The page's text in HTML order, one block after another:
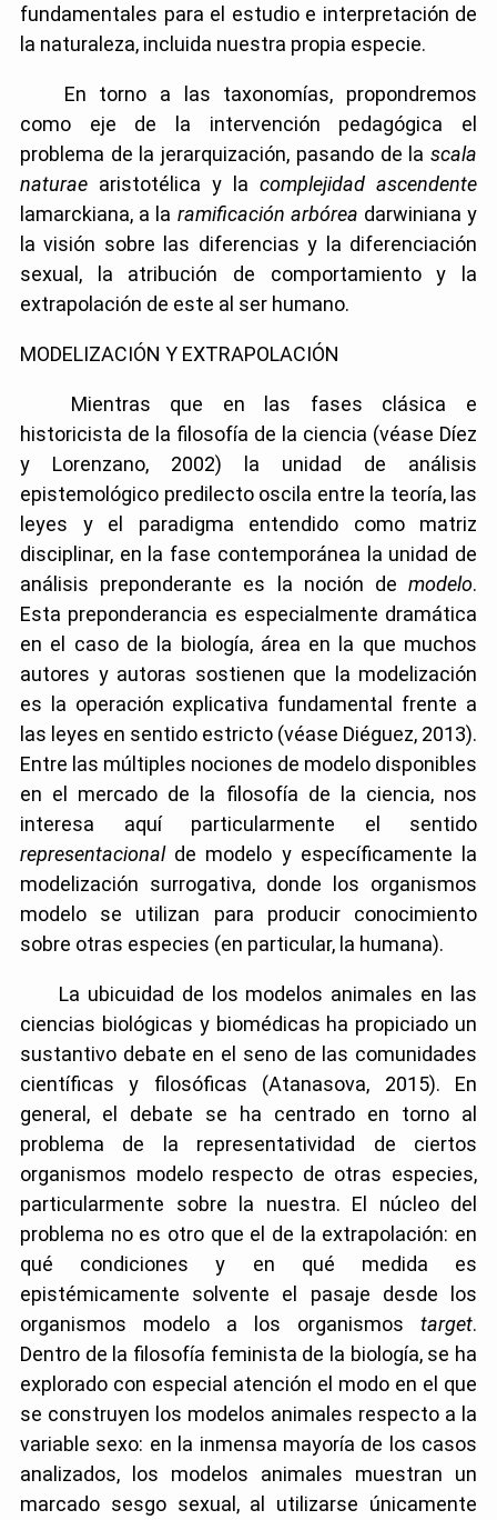
fundamentales para el estudio e interpretación de
la naturaleza, incluida nuestra propia especie.
En torno a las taxonomías, propondremos
como eje de la intervención pedagógica el
problema de la jerarquización, pasando de la scala
naturae aristotélica y la complejidad ascendente
lamarckiana, a la ramificación arbórea darwiniana y
la visión sobre las diferencias y la diferenciación
sexual, la atribución de comportamiento y la
extrapolación de este al ser humano.
MODELIZACIÓN Y EXTRAPOLACIÓN
Mientras que en las fases clásica e
historicista de la filosofía de la ciencia (véase Díez
y Lorenzano, 2002) la unidad de análisis
epistemológico predilecto oscila entre la teoría, las
leyes y el paradigma entendido como matriz
disciplinar, en la fase contemporánea la unidad de
análisis preponderante es la noción de modelo.
Esta preponderancia es especialmente dramática
en el caso de la biología, área en la que muchos
autores y autoras sostienen que la modelización
es la operación explicativa fundamental frente a
las leyes en sentido estricto (véase Diéguez, 2013).
Entre las múltiples nociones de modelo disponibles
en el mercado de la filosofía de la ciencia, nos
interesa aquí particularmente el sentido
representacionalde modelo y específicamente la
modelización surrogativa, donde los organismos
modelo se utilizan para producir conocimiento
sobre otras especies (en particular, la humana).
La ubicuidad de los modelos animales en las
ciencias biológicas y biomédicas ha propiciado un
sustantivo debate en el seno de las comunidades
científicas y filosóficas (Atanasova, 2015). En
general, el debate se ha centrado en torno al
problema de la representatividad de ciertos
organismos modelo respecto de otras especies,
particularmente sobre la nuestra. El núcleo del
problema no es otro que el de la extrapolación: en
qué condiciones y en qué medida es
epistémicamente solvente el pasaje desde los
organismos modelo a los organismos target.
Dentro de la filosofía feminista de la biología, se ha
explorado con especial atención el modo en el que
se construyen los modelos animales respecto a la
variable sexo: en la inmensa mayoría de los casos
analizados, los modelos animales muestran un
marcado sesgo sexual, al utilizarse únicamente